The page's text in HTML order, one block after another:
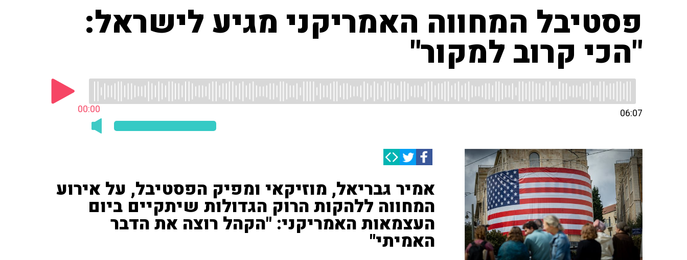
פסטיבל המחווה האמריקני מגיע לישראל:
"הכי קרוב למקור"
00:00 06:07
אמיר גבריאל, מוזיקאי ומפיק הפסטיבל, על אירוע
המחווה ללהקות הרוק הגדולות שיתקיים ביום
העצמאות האמריקני: "הקהל רוצה את הדבר
האמיתי"